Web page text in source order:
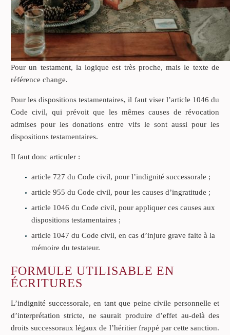
Pour un testament, la logique est très proche, mais le texte de
référence change.
Pour les dispositions testamentaires, il faut viser l’article 1046 du
Code civil, qui prévoit que les mêmes causes de révocation
admises pour les donations entre vifs le sont aussi pour les
dispositions testamentaires.
Il faut donc articuler :
article 727 du Code civil, pour l’indignité successorale ;
article 955 du Code civil, pour les causes d’ingratitude ;
article 1046 du Code civil, pour appliquer ces causes aux
dispositions testamentaires ;
article 1047 du Code civil, en cas d’injure grave faite à la
mémoire du testateur.
FORMULE UTILISABLE EN
ÉCRITURES
L’indignité successorale, en tant que peine civile personnelle et
d’interprétation stricte, ne saurait produire d’effet au-delà des
droits successoraux légaux de l’héritier frappé par cette sanction.